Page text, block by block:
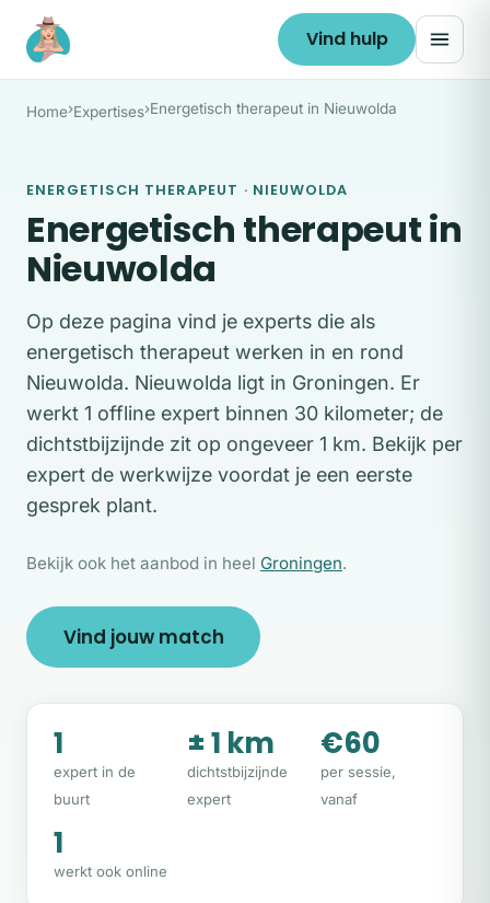
Ga naar de inhoud
Vind hulp
Home›Expertises›Energetisch therapeut in Nieuwolda
ENERGETISCH THERAPEUT · NIEUWOLDA
Energetisch therapeut in
Nieuwolda
Op deze pagina vind je experts die als
energetisch therapeut werken in en rond
Nieuwolda. Nieuwolda ligt in Groningen. Er
werkt 1 offline expert binnen 30 kilometer; de
dichtstbijzijnde zit op ongeveer 1 km. Bekijk per
expert de werkwijze voordat je een eerste
gesprek plant.
Bekijk ook het aanbod in heel Groningen.
Vind jouw match
1
expert in de
buurt
± 1 km
dichtstbijzijnde
expert
€60
per sessie,
vanaf
1
werkt ook online